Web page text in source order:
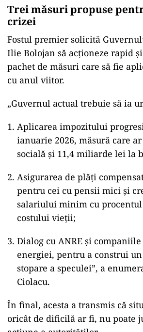
Trei măsuri propuse
crizei
Fostul premier solicită
Ilie Bolojan să acționeze rapid
pachet de măsuri care să fie
cu anul viitor.
„Guvernul actual trebuie să ia
Aplicarea impozitului
ianuarie 2026, măsură care
socială și 11,4 miliarde lei la
Asigurarea de plăți
pentru cei cu pensii mici și
salariului minim cu procentul
costului vieții;
Dialog cu ANRE și
energiei, pentru a construi
stopare a speculei”, a
Ciolacu.
În final, acesta a transmis că
oricât de dificilă ar fi, nu poate